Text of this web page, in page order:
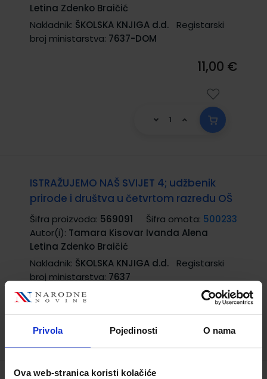
Privola Pojedinosti O nama
Ova web-stranica koristi kolačiće
Letina Zdenko Braičić
Nakladnik: ŠKOLSKA KNJIGA d.d.
Registarski
broj ministarstva: 7637-DOM
11,00 €
ISTRAŽUJEMO NAŠ SVIJET 4; udžbenik
prirode i društva u četvrtom razredu OŠ
Šifra proizvoda: 569091 Šifra omota: 500233
Autor(i): Tamara Kisovar Ivanda Alena
Letina Zdenko Braičić
Nakladnik: ŠKOLSKA KNJIGA d.d.
Registarski
broj ministarstva: 7637
16,47 €
TRENUTNO NIJE DOSTUPNO